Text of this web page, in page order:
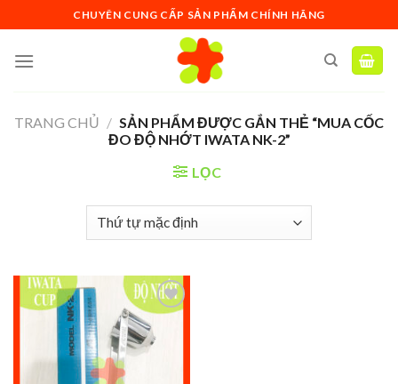
to
content
CHUYÊN CUNG CẤP SẢN PHẨM CHÍNH HÃNG
TRANG CHỦ / SẢN PHẨM ĐƯỢC GẮN THẺ “MUA CỐC
ĐO ĐỘ NHỚT IWATA NK-2”
LỌC
Add to